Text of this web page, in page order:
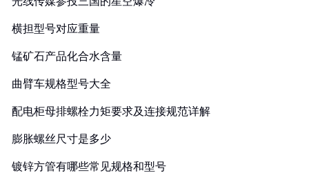
横担型号对应重量
锰矿石产品化合水含量
曲臂车规格型号大全
配电柜母排螺栓力矩要求及连接规范详解
膨胀螺丝尺寸是多少
镀锌方管有哪些常见规格和型号